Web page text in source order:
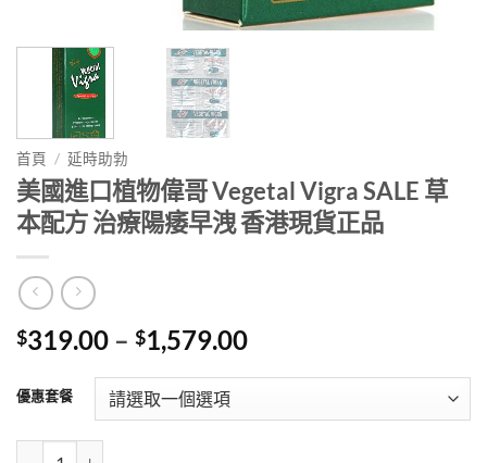
首頁 / 延時助勃
美國進口植物偉哥 Vegetal Vigra SALE 草
本配方 治療陽痿早洩 香港現貨正品
$319.00 – $1,579.00Price
through
優惠套餐